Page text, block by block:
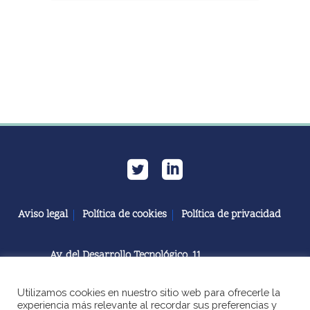
Aviso legal Política de cookies Política de privacidad
Av. del Desarrollo Tecnológico, 11
+34 856 060 603
Utilizamos cookies en nuestro sitio web para ofrecerle la
experiencia más relevante al recordar sus preferencias y